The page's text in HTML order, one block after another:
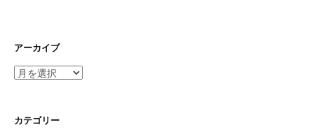
アーカイブ
ア
イ
カテゴリー